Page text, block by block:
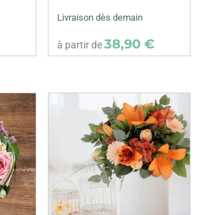
Livraison dès demain
à partir de38,90 €